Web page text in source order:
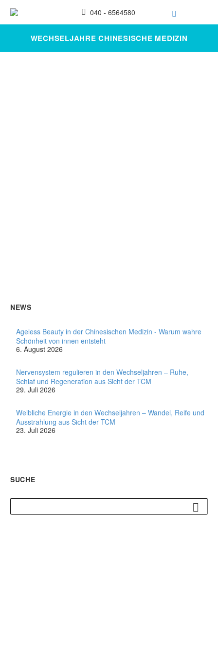
040 - 6564580
WECHSELJAHRE CHINESISCHE MEDIZIN
NEWS
Ageless Beauty in der Chinesischen Medizin - Warum wahre
Schönheit von innen entsteht
6. August 2026
Nervensystem regulieren in den Wechseljahren – Ruhe,
Schlaf und Regeneration aus Sicht der TCM
29. Juli 2026
Weibliche Energie in den Wechseljahren – Wandel, Reife und
Ausstrahlung aus Sicht der TCM
23. Juli 2026
SUCHE